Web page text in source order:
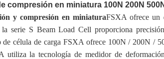
compresión en miniatura 100N 200N
y compresión en miniaturaFSXA ofrece un
serie S Beam Load Cell proporciona
de célula de carga FSXA ofrece 100N / 200N /
utiliza la tecnología de medidor de